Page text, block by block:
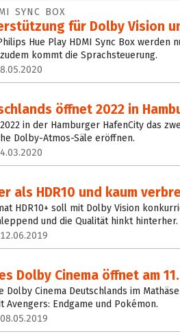
SYNC BOX
für Dolby Vision
Hue Play HDMI Sync Box werden
kommt die Sprachsteuerung.
öffnet 2022 in
in der Hamburger HafenCity das
Dolby-Atmos-Säle eröffnen.
als HDR10 und kaum
HDR10+ soll mit Dolby Vision
und die Qualität hinkt hinterher.
12.06.2019
Dolby Cinema öffnet am
Dolby Cinema Deutschlands im
Avengers: Endgame und Pokémon.
08.05.2019